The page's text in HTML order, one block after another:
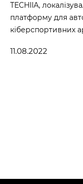
TECHIIA,
платформу для
кіберспортивних
11.08.2022